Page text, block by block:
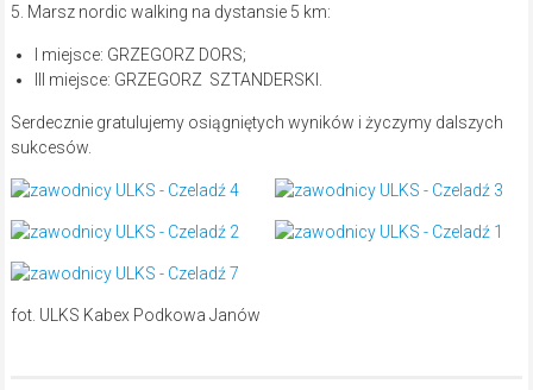
5. Marsz nordic walking na dystansie 5 km:
I miejsce: GRZEGORZ DORS;
III miejsce: GRZEGORZ SZTANDERSKI.
Serdecznie gratulujemy osiągniętych wyników i życzymy dalszych
sukcesów.
fot. ULKS Kabex Podkowa Janów